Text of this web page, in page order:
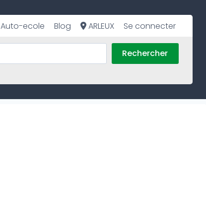
Auto-ecole Blog ARLEUX Se connecter
Rechercher